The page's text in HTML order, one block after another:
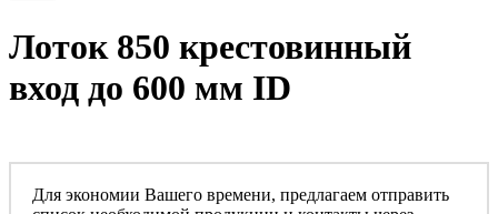
Лоток 850 крестовинный
вход до 600 мм ID
Для экономии Вашего времени, предлагаем отправить